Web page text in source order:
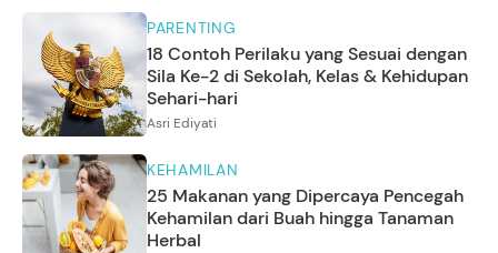
PARENTING
18 Contoh Perilaku yang Sesuai dengan
Sila Ke-2 di Sekolah, Kelas & Kehidupan
Sehari-hari
Asri Ediyati
KEHAMILAN
25 Makanan yang Dipercaya Pencegah
Kehamilan dari Buah hingga Tanaman
Herbal